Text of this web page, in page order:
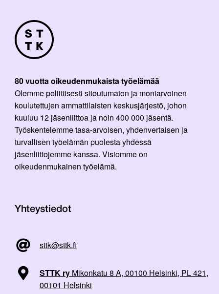
80 vuotta oikeudenmukaista työelämää
Olemme poliittisesti sitoutumaton ja moniarvoinen
koulutettujen ammattilaisten keskusjärjestö, johon
kuuluu 12 jäsenliittoa ja noin 400 000 jäsentä.
Työskentelemme tasa-arvoisen, yhdenvertaisen ja
turvallisen työelämän puolesta yhdessä
jäsenliittojemme kanssa. Visiomme on
oikeudenmukainen työelämä.
Yhteystiedot
sttk@sttk.fi
STTK ry Mikonkatu 8 A, 00100 Helsinki, PL 421,
00101 Helsinki